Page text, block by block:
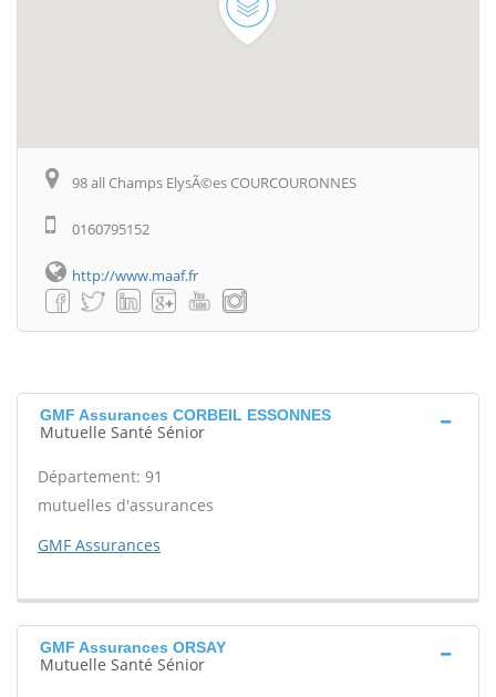
98 all Champs ElysÃ©es COURCOURONNES
0160795152
http://www.maaf.fr
GMF Assurances CORBEIL ESSONNES
Mutuelle Santé Sénior
Département: 91
mutuelles d'assurances
GMF Assurances
GMF Assurances ORSAY
Mutuelle Santé Sénior